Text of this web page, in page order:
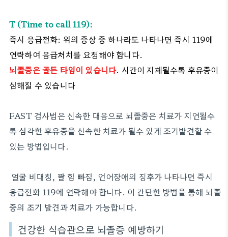
T (Time to call 119):
즉시 응급전화: 위의 증상 중 하나라도 나타나면 즉시 119에
연락하여 응급처치를 요청해야 합니다.
뇌졸중은 골든 타임이 있습니다. 시간이 지체될수록 후유증이
심해질 수 있습니다
FAST 검사법은 신속한 대응으로 뇌졸중은 치료가 지연될수
록 심각한 후유증을 신속한 치료가 될수 있게 조기발견할 수
있는 방법입니다.
얼굴 비대칭, 팔 힘 빠짐, 언어장애의 징후가 나타나면 즉시
응급전화 119에 연락해야 합니다. 이 간단한 방법을 통해 뇌졸
중의 조기 발견과 치료가 가능합니다.
건강한 식습관으로 뇌졸증 예방하기